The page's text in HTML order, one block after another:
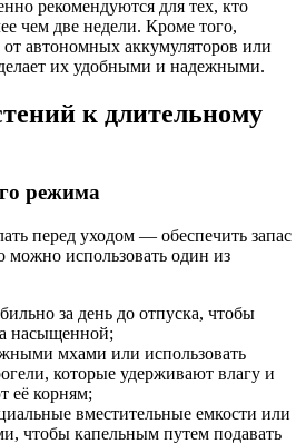
рекомендуются для тех, кто
чем две недели. Кроме того,
от автономных аккумуляторов или
их удобными и надежными.
к длительному
режима
перед уходом — обеспечить запас
можно использовать один из
за день до отпуска, чтобы
насыщенной;
мхами или использовать
которые удерживают влагу и
её корням;
вместительные емкости или
чтобы капельным путем подавать